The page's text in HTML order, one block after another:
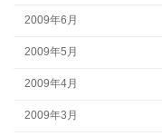
2009年6月
2009年5月
2009年4月
2009年3月